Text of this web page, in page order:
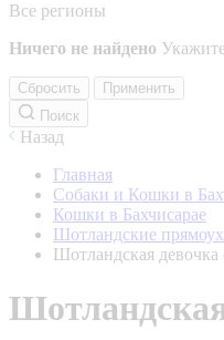
Все регионы
Ничего не найдено
Сбросить
Применить
Поиск
Назад
Главная
Собаки и Кошки в
Кошки в Бахчисарае
Шотландские
Шотландская девочка